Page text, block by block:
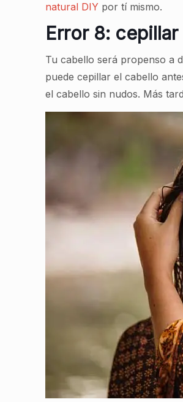
natural DIY por tí mismo.
Error 8:
Tu cabello será propenso a
puede cepillar el cabello
el cabello sin nudos. Más